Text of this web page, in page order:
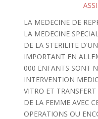
LA MEDECINE DE
LA MEDECINE
DE LA STERILITE
IMPORTANT EN
000 ENFANTS SONT
INTERVENTION
VITRO ET
DE LA FEMME AVEC
OPERATIONS OU